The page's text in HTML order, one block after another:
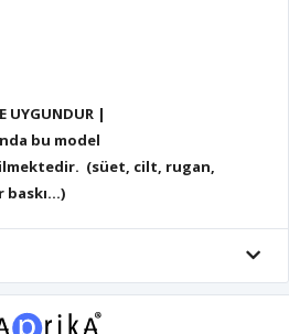
UYGUNDUR |
bu model
(süet, cilt, rugan,
baskı...)